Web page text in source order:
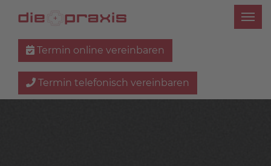
Termin online vereinbaren
Termin telefonisch vereinbaren